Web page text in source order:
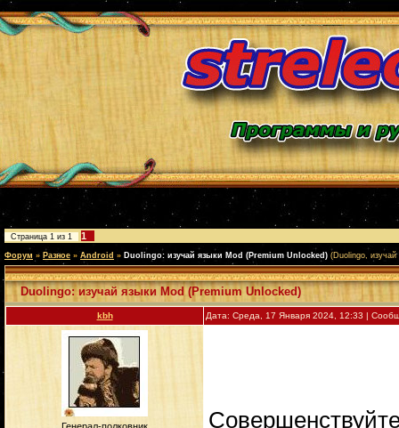
Страница 1 из 1 1
Форум » Разное » Android » Duolingo: изучай языки Mod (Premium Unlocked) (Duolingo, изучай
Duolingo: изучай языки Mod (Premium Unlocked)
kbh Дата: Среда, 17 Января 2024, 12:33 |